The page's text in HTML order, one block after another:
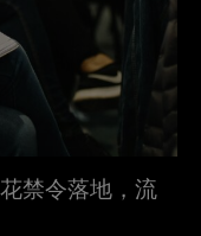
禁令落地，流